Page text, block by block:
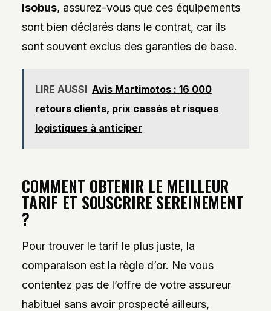
Isobus, assurez-vous que ces équipements
sont bien déclarés dans le contrat, car ils
sont souvent exclus des garanties de base.
LIRE AUSSI Avis Martimotos : 16 000
retours clients, prix cassés et risques
logistiques à anticiper
COMMENT OBTENIR LE MEILLEUR
TARIF ET SOUSCRIRE SEREINEMENT
?
Pour trouver le tarif le plus juste, la
comparaison est la règle d’or. Ne vous
contentez pas de l’offre de votre assureur
habituel sans avoir prospecté ailleurs,